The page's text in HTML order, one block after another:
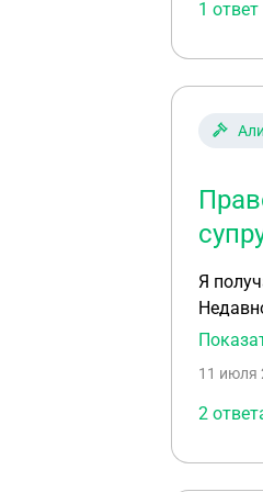
1 ответ
Я
11 июля
2